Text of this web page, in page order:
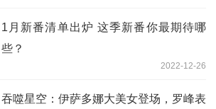
1月新番清单出炉 这季新番你最期待哪
些？
2022-12-26
吞噬星空：伊萨多娜大美女登场，罗峰表